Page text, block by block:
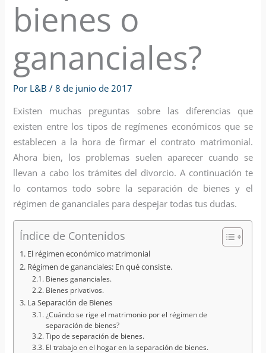
bienes o
gananciales?
Por L&B/8 de junio de 2017
Existen muchas preguntas sobre las diferencias que
existen entre los tipos de regímenes económicos que se
establecen a la hora de firmar el contrato matrimonial.
Ahora bien, los problemas suelen aparecer cuando se
llevan a cabo los trámites del divorcio. A continuación te
lo contamos todo sobre la separación de bienes y el
régimen de gananciales para despejar todas tus dudas.
Índice de Contenidos
El régimen económico matrimonial
Régimen de gananciales: En qué consiste.
Bienes gananciales.
Bienes privativos.
La Separación de Bienes
¿Cuándo se rige el matrimonio por el régimen de
separación de bienes?
Tipo de separación de bienes.
El trabajo en el hogar en la separación de bienes.